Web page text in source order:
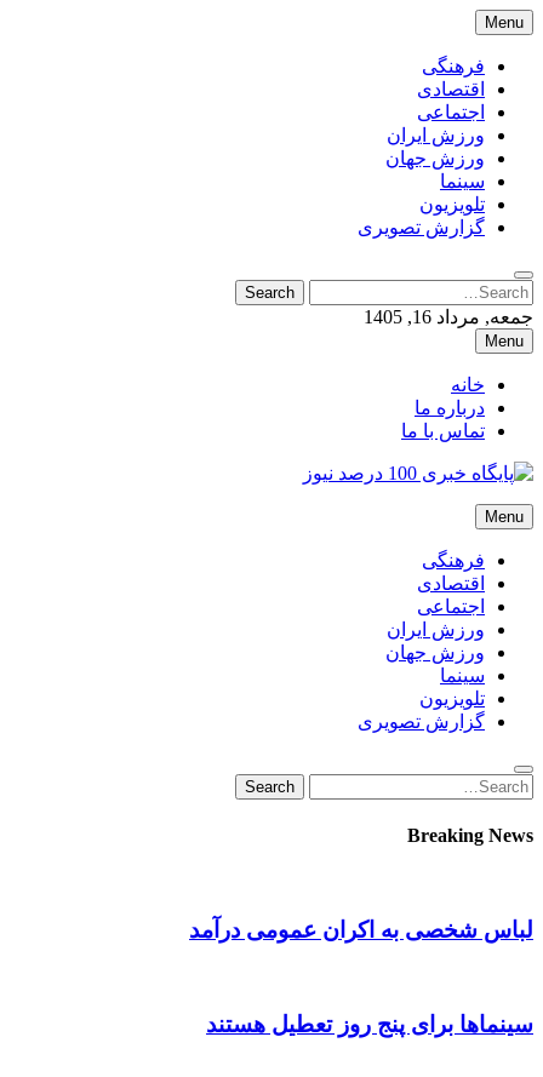
Skip
to
content
Menu
فرهنگی
اقتصادی
اجتماعی
ورزش ایران
ورزش جهان
سینما
تلویزیون
گزارش تصویری
Search
for:
Search
جمعه, مرداد 16, 1405
Menu
خانه
درباره ما
تماس با ما
پایگاه خبری 100 درصد نیوز
پایگاه خبری 100 درصد نیوز
Menu
فرهنگی
اقتصادی
اجتماعی
ورزش ایران
ورزش جهان
سینما
تلویزیون
گزارش تصویری
Search
for:
Search
Breaking News
لباس شخصی به اکران عمومی درآمد
سینماها برای پنج‌ روز تعطیل هستند